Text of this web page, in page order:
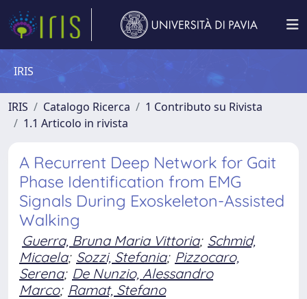
IRIS
IRIS Catalogo Ricerca
1 Contributo su Rivista
1.1 Articolo in rivista
A Recurrent Deep Network for Gait
Phase Identification from EMG
Signals During Exoskeleton-Assisted
Walking
Guerra, Bruna Maria Vittoria; Schmid,
Micaela; Sozzi, Stefania; Pizzocaro,
Serena; De Nunzio, Alessandro
Marco; Ramat, Stefano